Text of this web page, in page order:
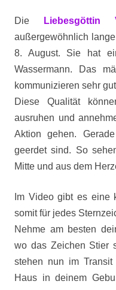
Die Liebesgöttin
außergewöhnlich
8. August. Sie hat
Wassermann. Das
kommunizieren sehr
Diese Qualität
ausruhen und
Aktion gehen.
geerdet sind. So
Mitte und aus dem
Im Video gibt es eine
somit für jedes
Nehme am besten
wo das Zeichen Stier
stehen nun im
Haus in deinem